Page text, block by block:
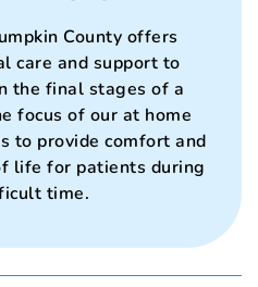
County offers
care and support to
the final stages of a
focus of our at home
to provide comfort and
life for patients during
time.